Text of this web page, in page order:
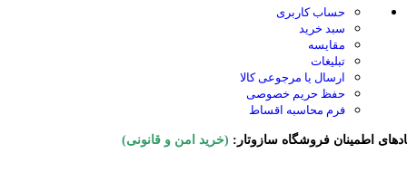
حساب کاربری
سبد خرید
مقایسه
تبلیغات
ارسال یا مرجوعی کالا
حفظ حریم خصوصی
فرم محاسبه اقساط
اطمینان فروشگاه سازوتار: (خرید امن و قانونی)